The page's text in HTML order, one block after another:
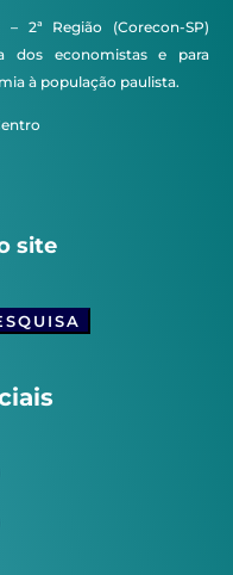
2ª Região (Corecon-SP)
dos economistas e para
à população paulista.
site